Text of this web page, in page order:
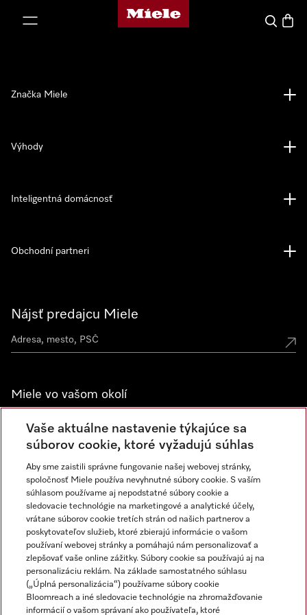
Domovská stránka spoločnosti Miele
Hľadať
Nájsť predajcu Miele
Miele vo vašom okolí
Spoznajte predajne Miele
Newsletter
Značka Miele
Výhody
Inteligentná domácnosť
Obchodní partneri
Miele na Instagrame
Miele na YouTube
Vaše aktuálne nastavenie týkajúce sa
súborov cookie, ktoré vyžadujú súhlas
Aby sme zaistili správne fungovanie našej webovej stránky,
spoločnosť Miele používa nevyhnutné súbory cookie. S vaším
súhlasom používame aj nepodstatné súbory cookie a
sledovacie technológie na marketingové a analytické účely,
vrátane súborov cookie tretích strán od našich partnerov a
poskytovateľov služieb, ktoré zbierajú informácie o vašom
používaní webovej stránky a pomáhajú nám personalizovať a
zlepšovať vaše online zážitky. Súbory cookie sa používajú aj na
personalizáciu reklám. Na základe samostatného súhlasu
(„Úplná personalizácia“) používame súbory cookie
Bloomreach a iné sledovacie technológie na zhromažďovanie
informácií o vašom správaní ako používateľa, ktoré